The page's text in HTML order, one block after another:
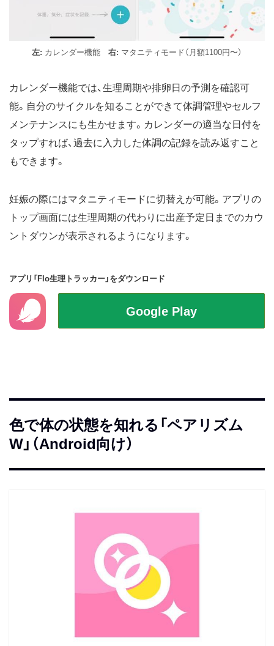
左: カレンダー機能 右: マタニティモード（月額1100円〜）
カレンダー機能では、生理周期や排卵日の予測を確認可
能。自分のサイクルを知ることができて体調管理やセルフ
メンテナンスにも生かせます。カレンダーの適当な日付を
タップすれば、過去に入力した体調の記録を読み返すこと
もできます。
妊娠の際にはマタニティモードに切替えが可能。アプリの
トップ画面には生理周期の代わりに出産予定日までのカウ
ントダウンが表示されるようになります。
アプリ「Flo生理トラッカー」をダウンロード
色で体の状態を知れる「ペアリズム
W」（Android向け）